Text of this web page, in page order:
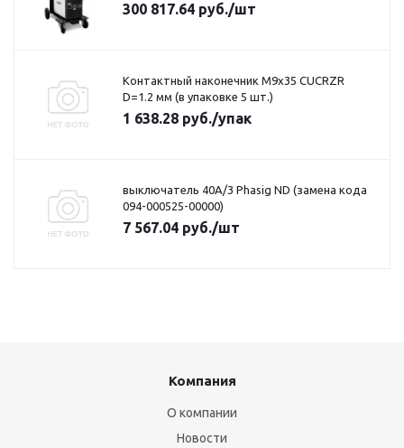
300 817.64 руб./шт
Контактный наконечник M9x35 CUCRZR
D=1.2 мм (в упаковке 5 шт.)
1 638.28 руб./упак
выключатель 40A/3 Phasig ND (замена кода
094-000525-00000)
7 567.04 руб./шт
Компания
О компании
Новости